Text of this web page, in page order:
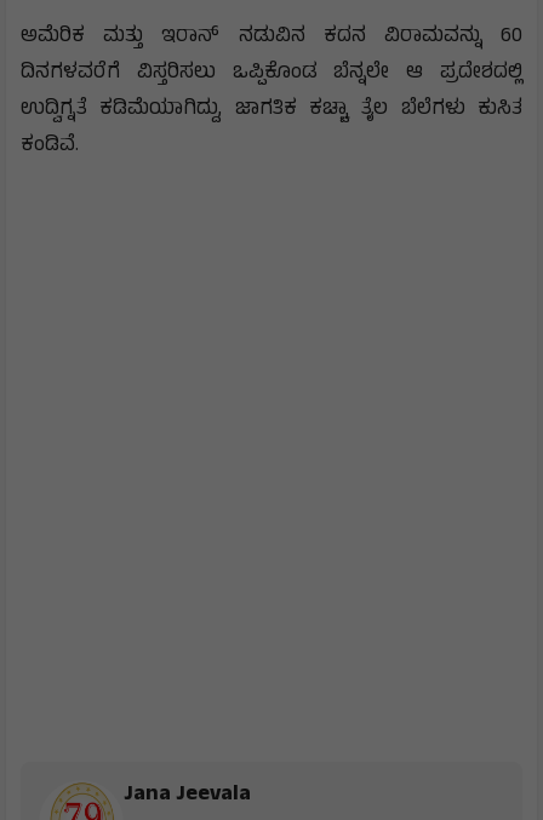
ಅಮೆರಿಕ ಮತ್ತು ಇರಾನ್ ನಡುವಿನ ಕದನ ವಿರಾಮವನ್ನು 60
ದಿನಗಳವರೆಗೆ ವಿಸ್ತರಿಸಲು ಒಪ್ಪಿಕೊಂಡ ಬೆನ್ನಲೇ ಆ ಪ್ರದೇಶದಲ್ಲಿ
ಉದ್ವಿಗ್ನತೆ ಕಡಿಮೆಯಾಗಿದ್ದು, ಜಾಗತಿಕ ಕಚ್ಚಾ ತೈಲ ಬೆಲೆಗಳು ಕುಸಿತ
ಕಂಡಿವೆ.
Jana Jeevala